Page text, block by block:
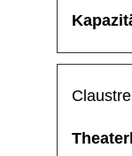
Claustre